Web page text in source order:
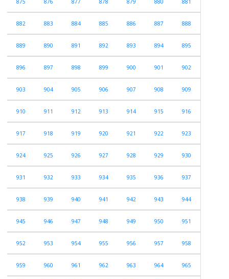
875 876 877 878 879 880 881
882 883 884 885 886 887 888
889 890 891 892 893 894 895
896 897 898 899 900 901 902
903 904 905 906 907 908 909
910 911 912 913 914 915 916
917 918 919 920 921 922 923
924 925 926 927 928 929 930
931 932 933 934 935 936 937
938 939 940 941 942 943 944
945 946 947 948 949 950 951
952 953 954 955 956 957 958
959 960 961 962 963 964 965